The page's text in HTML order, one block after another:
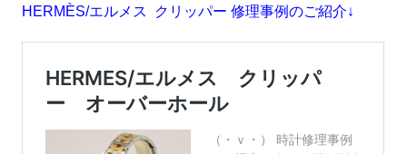
HERMÈS/エルメス クリッパー 修理事例のご紹介↓